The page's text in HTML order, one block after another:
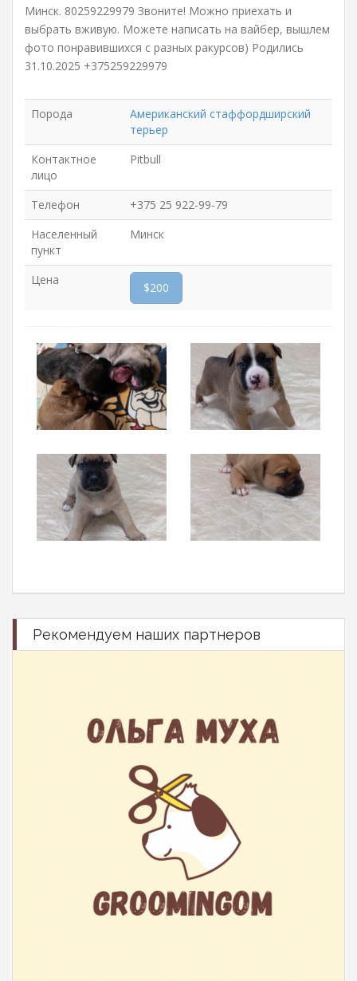
Минск. 80259229979 Звоните! Можно приехать и
выбрать вживую. Можете написать на вайбер, вышлем
фото понравившихся с разных ракурсов) Родились
31.10.2025 +375259229979
Порода
Американский стаффордширский
терьер
Контактное
лицо
Pitbull
Телефон
+375 25 922-99-79
Населенный
пункт
Минск
Цена
$200
Рекомендуем наших партнеров